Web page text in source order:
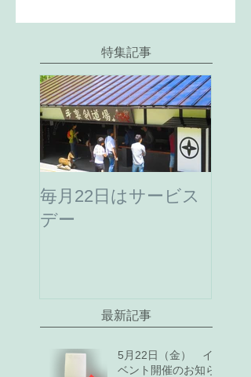
特集記事
毎月22日はサービス
デー
最新記事
5月22日（金） イ
ベント開催のお知ら